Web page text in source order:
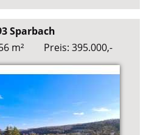
Sparbach
m² Preis: 395.000,-